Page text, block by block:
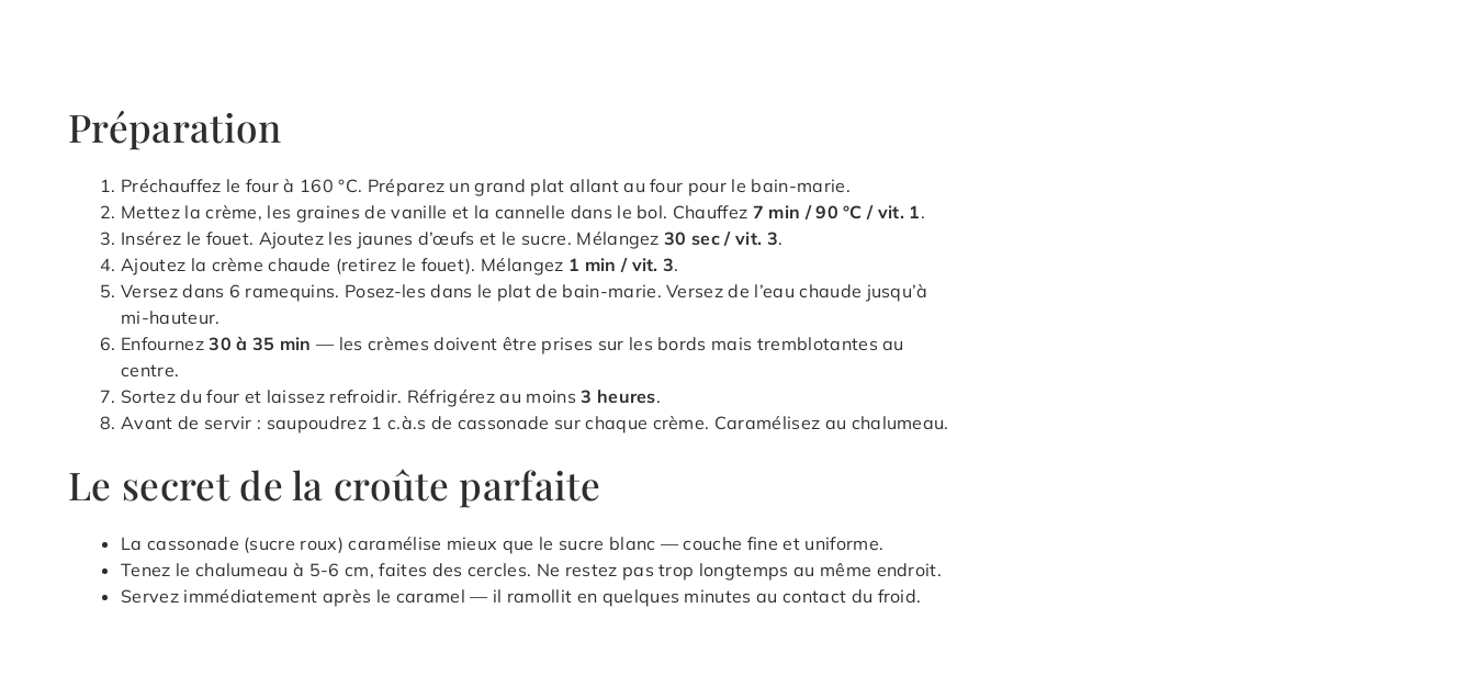
Préparation
Préchauffez le four à 160 °C. Préparez un grand plat allant au four pour le bain-marie.
Mettez la crème, les graines de vanille et la cannelle dans le bol. Chauffez 7 min / 90 °C / vit. 1.
Insérez le fouet. Ajoutez les jaunes d’œufs et le sucre. Mélangez30 sec / vit. 3.
Ajoutez la crème chaude (retirez le fouet). Mélangez 1 min / vit. 3.
Versez dans 6 ramequins. Posez-les dans le plat de bain-marie. Versez de l’eau chaude jusqu’à
mi-hauteur.
Enfournez30 à 35 min — les crèmes doivent être prises sur les bords mais tremblotantes au
centre.
Sortez du four et laissez refroidir. Réfrigérez au moins3 heures.
Avant de servir : saupoudrez 1 c.à.s de cassonade sur chaque crème. Caramélisez au chalumeau.
Le secret de la croûte parfaite
La cassonade (sucre roux) caramélise mieux que le sucre blanc — couche fine et uniforme.
Tenez le chalumeau à 5-6 cm, faites des cercles. Ne restez pas trop longtemps au même endroit.
Servez immédiatement après le caramel — il ramollit en quelques minutes au contact du froid.